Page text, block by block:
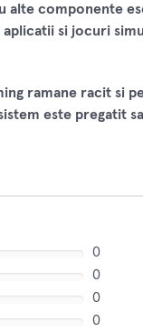
alte componente
si jocuri
ramane racit si
este pregatit
0
0
0
0